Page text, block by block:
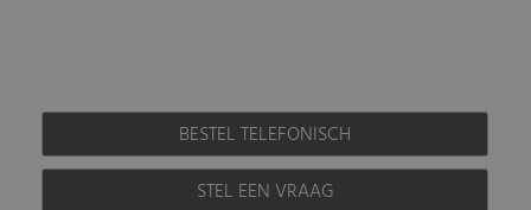
BESTEL TELEFONISCH
STEL EEN VRAAG